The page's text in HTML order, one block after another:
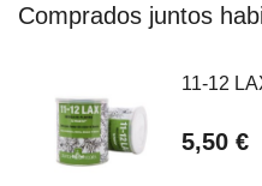
Comprados juntos
11-12
5,50 €